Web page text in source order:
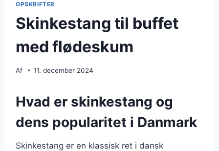
OPSKRIFTER
Skinkestang til buffet
med flødeskum
Af 11. december 2024
Hvad er skinkestang og
dens popularitet i Danmark
Skinkestang er en klassisk ret i dansk